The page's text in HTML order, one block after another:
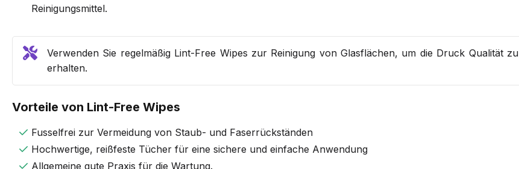
Reinigungsmittel.
Verwenden Sie regelmäßig Lint-Free Wipes zur Reinigung von Glasflächen, um die Druck Qualität zu
erhalten.
Vorteile von Lint-Free Wipes
Fusselfrei zur Vermeidung von Staub- und Faserrückständen
Hochwertige, reißfeste Tücher für eine sichere und einfache Anwendung
Allgemeine gute Praxis für die Wartung.